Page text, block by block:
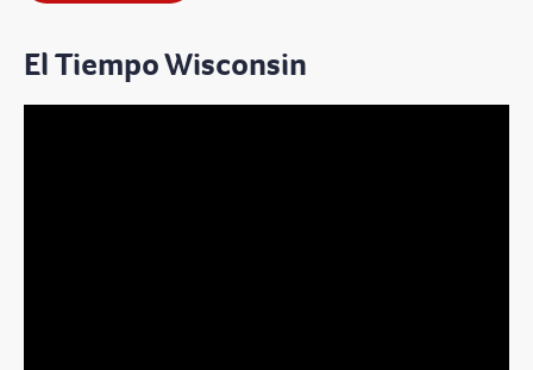
El Tiempo Wisconsin